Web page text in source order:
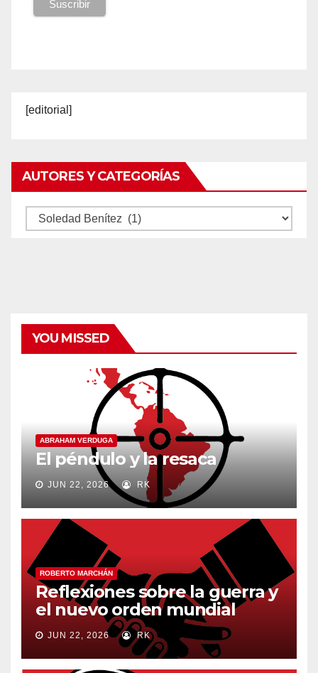
[editorial]
AUTORES Y CATEGORÍAS
Autores
YOU MISSED
ABRAHAM VERDUGA
El péndulo y la resaca
JUN 22, 2026 RK
ROBERTO MARCHÁN
Reflexiones sobre la guerra y
el nuevo orden mundial
JUN 22, 2026 RK